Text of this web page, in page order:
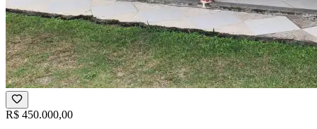
R$ 450.000,00